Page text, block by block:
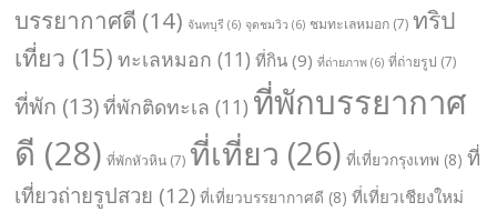
บรรยากาศดี (14) จันทบุรี (6) จุดชมวิว (6) ชมทะเลหมอก (7) ทริป
เที่ยว (15) ทะเลหมอก (11) ที่กิน (9) ที่ถ่ายภาพ (6) ที่ถ่ายรูป (7)
ที่พัก (13)ที่พักติดทะเล (11) ที่พักบรรยากาศ
ดี (28) ที่พักหัวหิน (7) ที่เที่ยว (26) ที่เที่ยวกรุงเทพ (8) ที่
เที่ยวถ่ายรูปสวย (12) ที่เที่ยวบรรยากาศดี (8) ที่เที่ยวเชียงใหม่